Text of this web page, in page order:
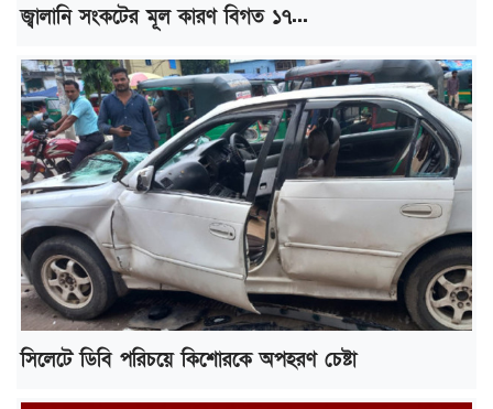
জ্বালানি সংকটের মূল কারণ বিগত ১৭...
সিলেটে ডিবি পরিচয়ে কিশোরকে অপহরণ চেষ্টা